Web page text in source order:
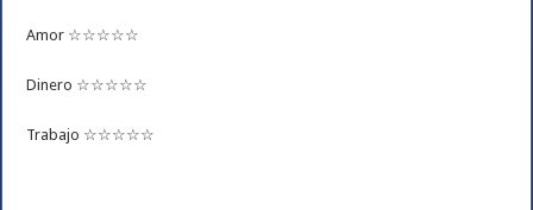
Amor ☆☆☆☆☆
Dinero ☆☆☆☆☆
Trabajo ☆☆☆☆☆